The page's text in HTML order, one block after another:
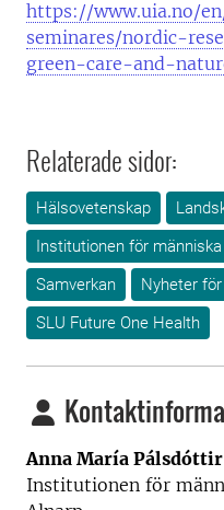
https://www.uia.no/
seminares/nordic-
green-care-and-
Relaterade sidor:
Hälsovetenskap
Institutionen för
Samverkan
Nyheter
SLU Future One Health
Anna María Pálsdóttir
Institutionen för